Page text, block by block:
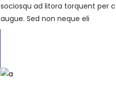
sociosqu ad litora torquent per
augue. Sed non neque eli